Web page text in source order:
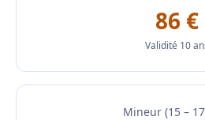
86 €
Validité 10
Mineur (15 –